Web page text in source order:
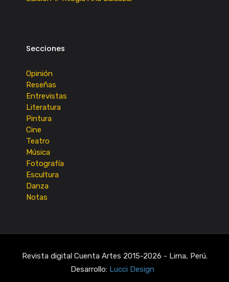
Secciones
Opinión
Reseñas
Entrevistas
Literatura
Pintura
Cine
Teatro
Música
Fotografía
Escultura
Danza
Notas
Revista digital Cuenta Artes 2015-2026 - Lima, Perú.
Desarrollo: Lucci Design